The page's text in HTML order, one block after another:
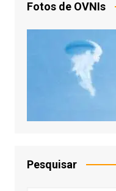
Fotos de OVNIs
Pesquisar